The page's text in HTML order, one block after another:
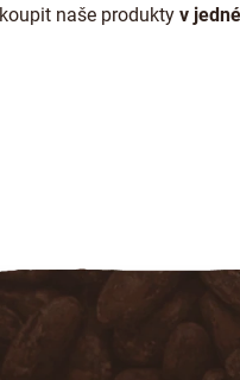
naše produkty v